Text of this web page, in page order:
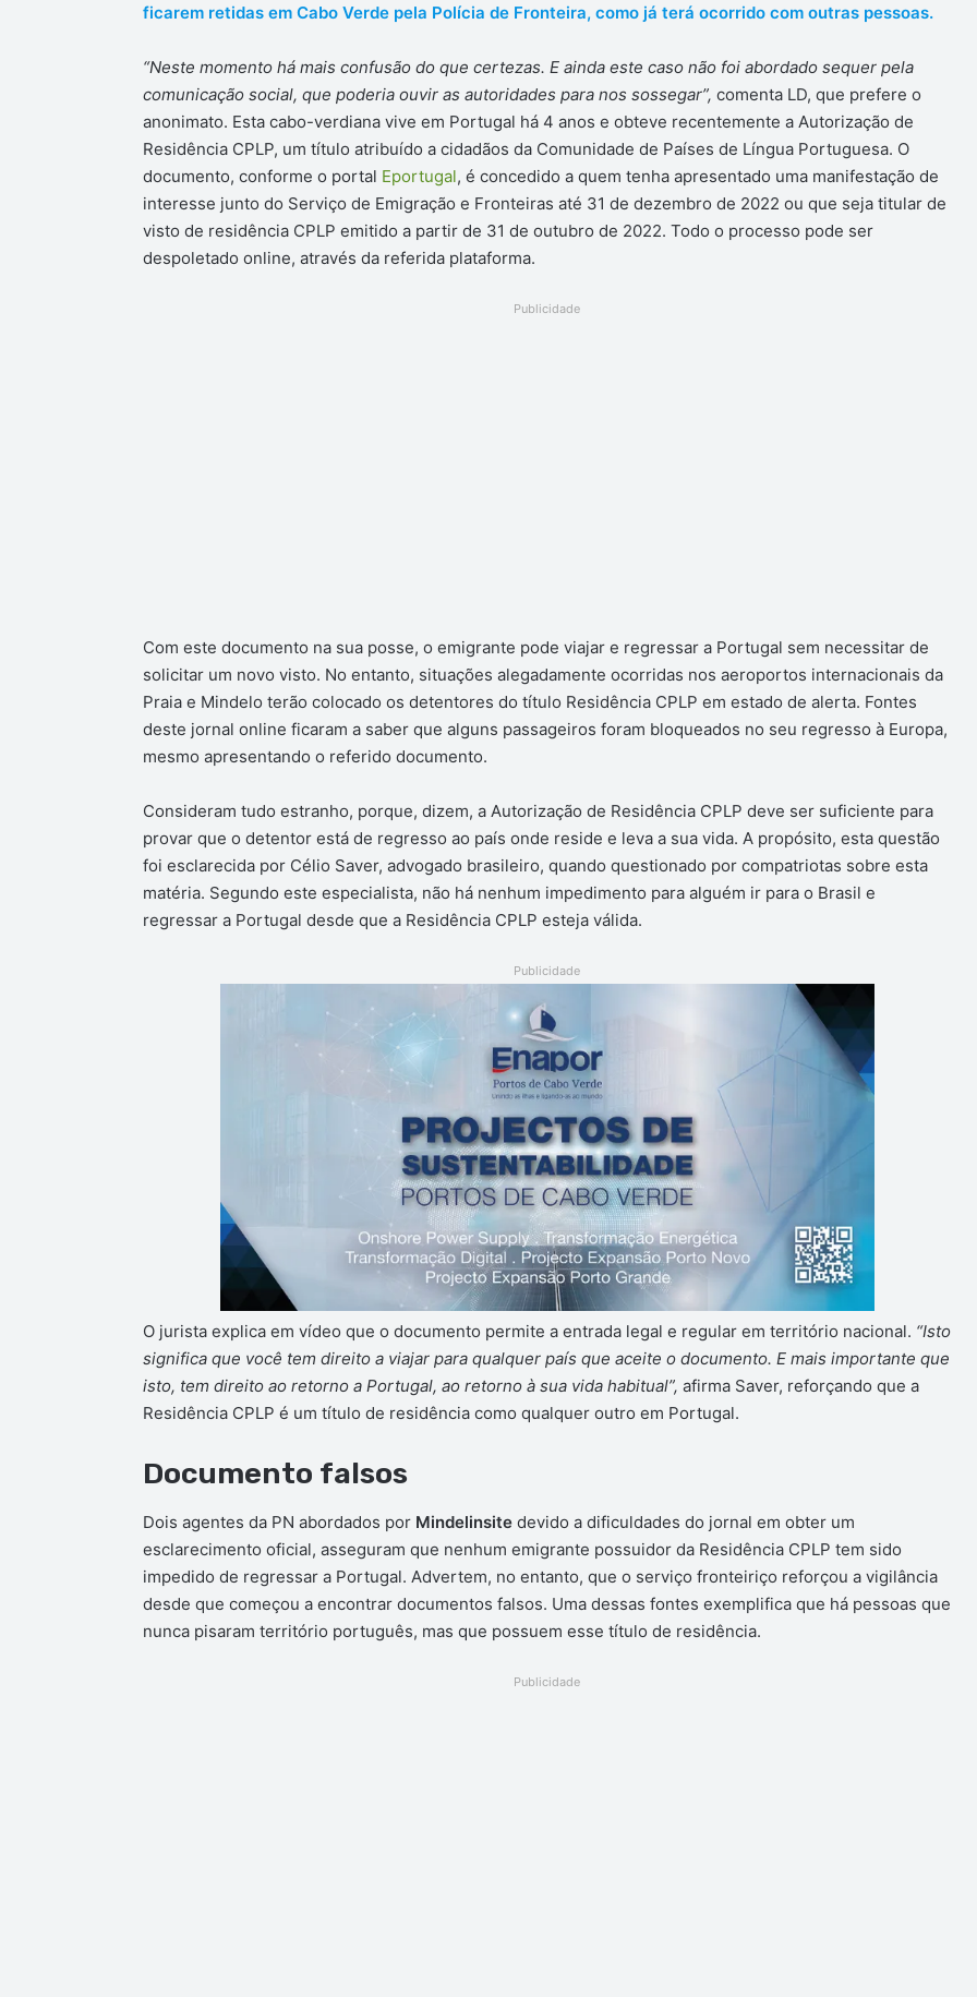
ficarem retidas em Cabo Verde pela Polícia de Fronteira, como já terá ocorrido com outras pessoas.
“Neste momento há mais confusão do que certezas. E ainda este caso não foi abordado sequer pela
comunicação social, que poderia ouvir as autoridades para nos sossegar”, comenta LD, que prefere o
anonimato. Esta cabo-verdiana vive em Portugal há 4 anos e obteve recentemente a Autorização de
Residência CPLP, um título atribuído a cidadãos da Comunidade de Países de Língua Portuguesa. O
documento, conforme o portal Eportugal, é concedido a quem tenha apresentado uma manifestação de
interesse junto do Serviço de Emigração e Fronteiras até 31 de dezembro de 2022 ou que seja titular de
visto de residência CPLP emitido a partir de 31 de outubro de 2022. Todo o processo pode ser
despoletado online, através da referida plataforma.
Publicidade
Com este documento na sua posse, o emigrante pode viajar e regressar a Portugal sem necessitar de
solicitar um novo visto. No entanto, situações alegadamente ocorridas nos aeroportos internacionais da
Praia e Mindelo terão colocado os detentores do título Residência CPLP em estado de alerta. Fontes
deste jornal online ficaram a saber que alguns passageiros foram bloqueados no seu regresso à Europa,
mesmo apresentando o referido documento.
Consideram tudo estranho, porque, dizem, a Autorização de Residência CPLP deve ser suficiente para
provar que o detentor está de regresso ao país onde reside e leva a sua vida. A propósito, esta questão
foi esclarecida por Célio Saver, advogado brasileiro, quando questionado por compatriotas sobre esta
matéria. Segundo este especialista, não há nenhum impedimento para alguém ir para o Brasil e
regressar a Portugal desde que a Residência CPLP esteja válida.
Publicidade
O jurista explica em vídeo que o documento permite a entrada legal e regular em território nacional. “Isto
significa que você tem direito a viajar para qualquer país que aceite o documento. E mais importante que
isto, tem direito ao retorno a Portugal, ao retorno à sua vida habitual”, afirma Saver, reforçando que a
Residência CPLP é um título de residência como qualquer outro em Portugal.
Documento falsos
Dois agentes da PN abordados por Mindelinsite devido a dificuldades do jornal em obter um
esclarecimento oficial, asseguram que nenhum emigrante possuidor da Residência CPLP tem sido
impedido de regressar a Portugal. Advertem, no entanto, que o serviço fronteiriço reforçou a vigilância
desde que começou a encontrar documentos falsos. Uma dessas fontes exemplifica que há pessoas que
nunca pisaram território português, mas que possuem esse título de residência.
Publicidade